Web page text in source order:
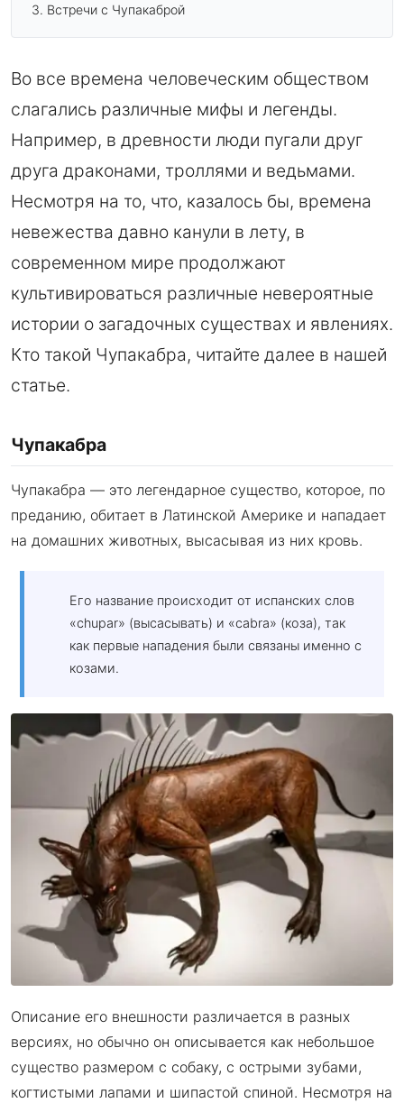
Встречи с Чупакаброй
Во все времена человеческим обществом
слагались различные мифы и легенды.
Например, в древности люди пугали друг
друга драконами, троллями и ведьмами.
Несмотря на то, что, казалось бы, времена
невежества давно канули в лету, в
современном мире продолжают
культивироваться различные невероятные
истории о загадочных существах и явлениях.
Кто такой Чупакабра, читайте далее в нашей
статье.
Чупакабра
Чупакабра — это легендарное существо, которое, по
преданию, обитает в Латинской Америке и нападает
на домашних животных, высасывая из них кровь.
Его название происходит от испанских слов
«сhupar» (высасывать) и «сabra» (коза), так
как первые нападения были связаны именно с
козами.
Описание его внешности различается в разных
версиях, но обычно он описывается как небольшое
существо размером с собаку, с острыми зубами,
когтистыми лапами и шипастой спиной. Несмотря на